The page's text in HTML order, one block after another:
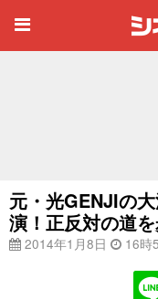
元・光GENJIの
演！正反対の道
2014年1月8日 16時